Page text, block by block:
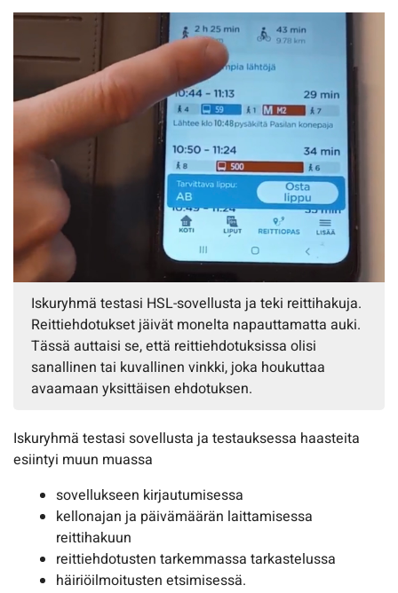
Iskuryhmä testasi HSL-sovellusta ja teki reittihakuja.
Reittiehdotukset jäivät monelta napauttamatta auki.
Tässä auttaisi se, että reittiehdotuksissa olisi
sanallinen tai kuvallinen vinkki, joka houkuttaa
avaamaan yksittäisen ehdotuksen.
Iskuryhmä testasi sovellusta ja testauksessa haasteita
esiintyi muun muassa
sovellukseen kirjautumisessa
kellonajan ja päivämäärän laittamisessa
reittihakuun
reittiehdotusten tarkemmassa tarkastelussa
häiriöilmoitusten etsimisessä.